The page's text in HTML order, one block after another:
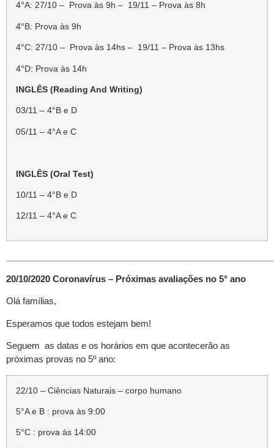
4°A: 27/10 – Prova às 9h – 19/11 – Prova às 8h
4°B: Prova às 9h
4°C: 27/10 – Prova às 14hs – 19/11 – Prova às 13hs
4°D: Prova às 14h
INGLÊS (Reading And Writing)
03/11 – 4°B e D
05/11 – 4°A e C
INGLÊS (Oral Test)
10/11 – 4°B e D
12/11 – 4°A e C
20/10/2020 Coronavírus – Próximas avaliações no 5° ano
Olá famílias,
Esperamos que todos estejam bem!
Seguem as datas e os horários em que acontecerão as
próximas provas no 5º ano:
22/10 – Ciências Naturais – corpo humano
5°A e B : prova às 9:00
5°C : prova às 14:00